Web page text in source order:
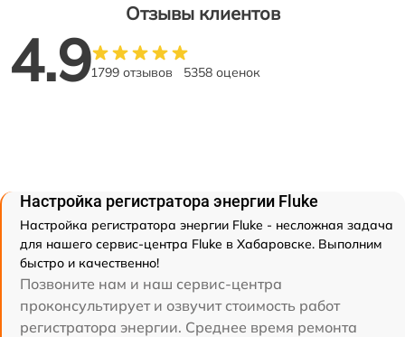
Отзывы клиентов
4.91799 отзывов 5358 оценок
Настройка регистратора энергии Fluke
Настройка регистратора энергии Fluke - несложная задача
для нашего сервис-центра Fluke в Хабаровске. Выполним
быстро и качественно!
Позвоните нам и наш сервис-центра
проконсультирует и озвучит стоимость работ
регистратора энергии. Среднее время ремонта